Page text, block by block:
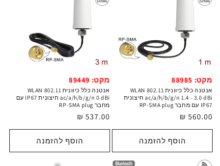
מקט: 88985
אנטנה כלל כיוונית WLAN 802.11
ac/a/h/b/g/n 1.4 - 3.0 dBi חיצונית
IP67 עם מחבר RP-SMA plug
מחיר
רגיל
560.00 ₪
הוסף להזמנה
מקט: 89449
אנטנה כלל כיוונית WLAN 802.11
ac/a/h/b/g/n 0 dBi חיצונית IP67 עם
מחבר RP-SMA plug
מחיר
רגיל
537.00 ₪
הוסף להזמנה